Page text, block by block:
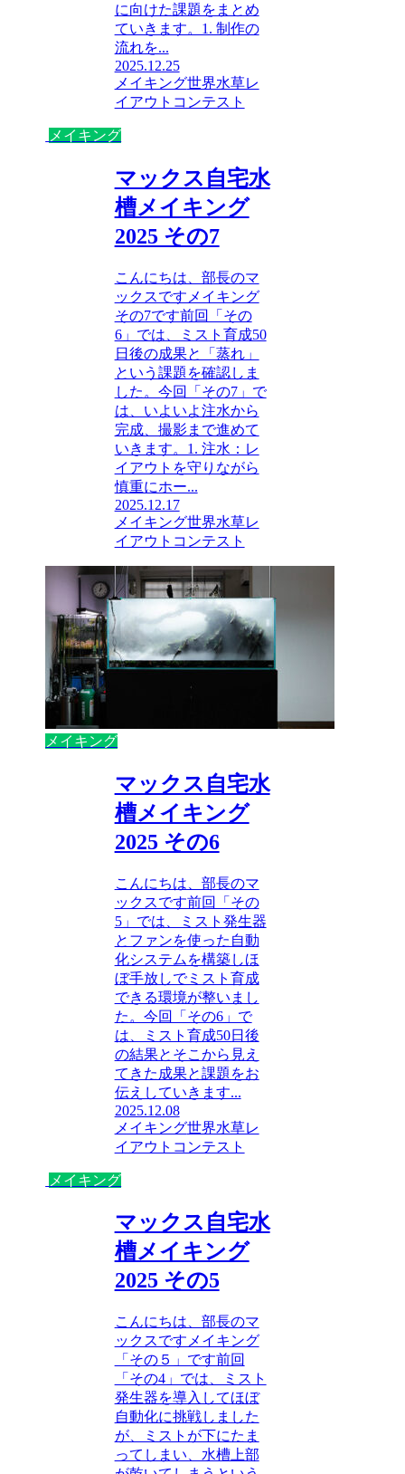
に向けた課題をまとめ
ていきます。1. 制作の
流れを...
2025.12.25
メイキング世界水草レ
イアウトコンテスト
メイキング
マックス自宅水
槽メイキング
2025 その7
こんにちは、部長のマ
ックスですメイキング
その7です前回「その
6」では、ミスト育成50
日後の成果と「蒸れ」
という課題を確認しま
した。今回「その7」で
は、いよいよ注水から
完成、撮影まで進めて
いきます。1. 注水：レ
イアウトを守りながら
慎重にホー...
2025.12.17
メイキング世界水草レ
イアウトコンテスト
メイキング
マックス自宅水
槽メイキング
2025 その6
こんにちは、部長のマ
ックスです前回「その
5」では、ミスト発生器
とファンを使った自動
化システムを構築しほ
ぼ手放しでミスト育成
できる環境が整いまし
た。今回「その6」で
は、ミスト育成50日後
の結果とそこから見え
てきた成果と課題をお
伝えしていきます...
2025.12.08
メイキング世界水草レ
イアウトコンテスト
メイキング
マックス自宅水
槽メイキング
2025 その5
こんにちは、部長のマ
ックスですメイキング
「その５」です前回
「その4」では、ミスト
発生器を導入してほぼ
自動化に挑戦しました
が、ミストが下にたま
ってしまい、水槽上部